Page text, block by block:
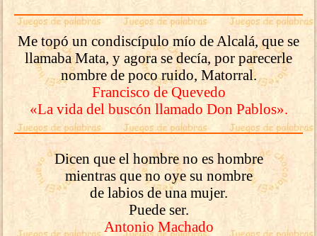
Me topó un condiscípulo mío de Alcalá, que se
llamaba Mata, y agora se decía, por parecerle
nombre de poco ruido, Matorral.
Francisco de Quevedo
«La vida del buscón llamado Don Pablos».
Dicen que el hombre no es hombre
mientras que no oye su nombre
de labios de una mujer.
Puede ser.
Antonio Machado